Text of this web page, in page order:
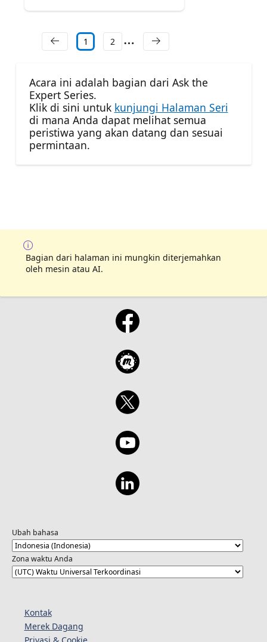
1 2
Acara ini adalah bagian dari Ask the
Expert Series.
Klik di sini untuk kunjungi Halaman Seri
di mana Anda dapat melihat semua
peristiwa yang akan datang dan sesuai
permintaan.
Bagian dari halaman ini mungkin diterjemahkan
oleh mesin atau AI.
Ubah bahasa
Zona waktu Anda
Kontak
Merek Dagang
Privasi & Cookie